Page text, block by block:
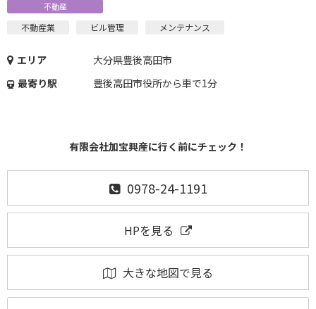
不動産
不動産業 ビル管理 メンテナンス
エリア
大分県豊後高田市
最寄り駅
豊後高田市役所から車で1分
有限会社加宝興産に行く前にチェック！
0978-24-1191
HPを見る
大きな地図で見る